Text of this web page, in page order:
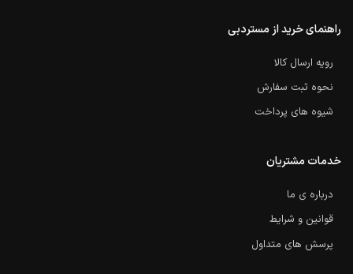
راهنمای خرید از مستردبی
رویه ارسال کالا
نحوه ثبت سفارش
شیوه های پرداخت
خدمات مشتریان
درباره ی ما
قوانین و شرایط
پرسش های متداول